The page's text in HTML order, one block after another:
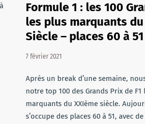
Formule 1 : les 100
les plus marquants du
Siècle – places 60 à 51
7 février 2021
Après un break d’une semaine,
notre top 100 des Grands Prix de F1
marquants du XXIème siècle.
s’occupe des places 60 à 51, avec